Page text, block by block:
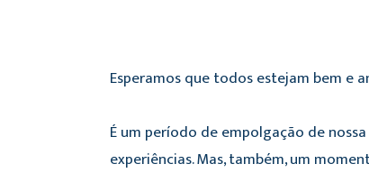
Esperamos que todos estejam bem e
É um período de empolgação de
experiências. Mas, também, um